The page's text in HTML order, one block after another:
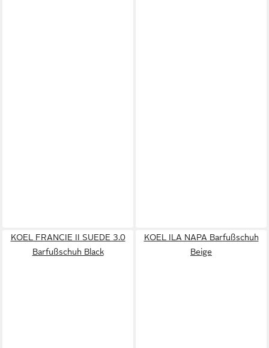
KOEL FRANCIE II SUEDE 3.0
Barfußschuh Black
KOEL ILA NAPA Barfußschuh
Beige